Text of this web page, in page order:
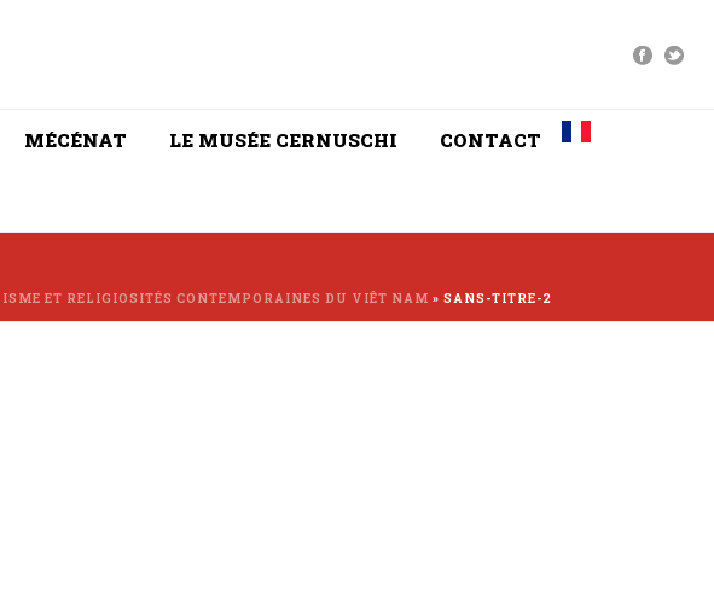
MÉCÉNAT LE MUSÉE CERNUSCHI CONTACT
ET RELIGIOSITÉS CONTEMPORAINES DU VIÊT NAM » SANS-TITRE-2